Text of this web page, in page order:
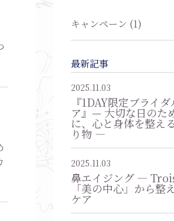
キャンペーン (1)
最新記事
2025.11.03
『1DAY限定ブライ
ア』— 大切な日のた
に、心と身体を整え
り物 —
2025.11.03
鼻エイジング ―
「美の中心」から整
ケア